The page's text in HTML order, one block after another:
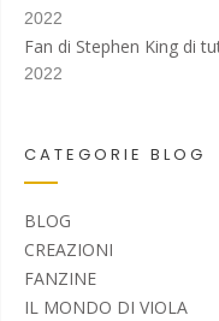
2022
Fan di Stephen King di
2022
CATEGORIE BLOG
BLOG
CREAZIONI
FANZINE
IL MONDO DI VIOLA